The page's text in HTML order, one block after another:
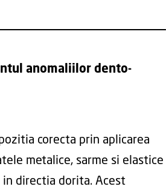
anomaliilor dento-
corecta prin aplicarea
metalice, sarme si elastice
directia dorita. Acest